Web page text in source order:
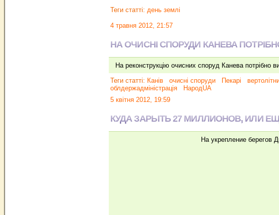
Теги статті: день землі
4 травня 2012, 21:57
НА ОЧИСНІ СПОРУДИ КАНЕВА
На реконструкцію очисних споруд Канева потрібно
Теги статті: Канів очисні споруди Пекарі
облдержадміністрація
НародUA
5 квітня 2012, 19:59
КУДА ЗАРЫТЬ 27 МИЛЛИОНОВ, ИЛИ
На укрепление берегов